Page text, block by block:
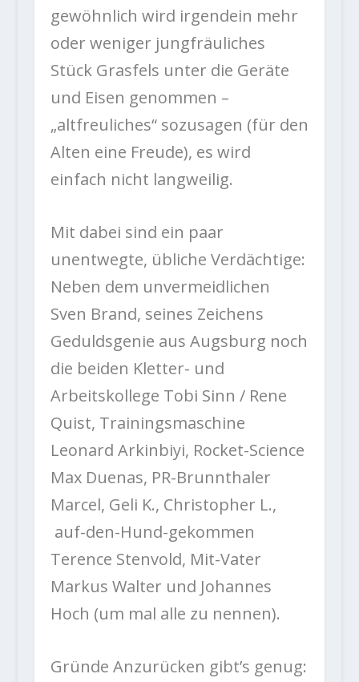
gewöhnlich wird irgendein mehr
oder weniger jungfräuliches
Stück Grasfels unter die Geräte
und Eisen genommen –
„altfreuliches“ sozusagen (für den
Alten eine Freude), es wird
einfach nicht langweilig.
Mit dabei sind ein paar
unentwegte, übliche Verdächtige:
Neben dem unvermeidlichen
Sven Brand, seines Zeichens
Geduldsgenie aus Augsburg noch
die beiden Kletter- und
Arbeitskollege Tobi Sinn / Rene
Quist, Trainingsmaschine
Leonard Arkinbiyi, Rocket-Science
Max Duenas, PR-Brunnthaler
Marcel, Geli K., Christopher L.,
auf-den-Hund-gekommen
Terence Stenvold, Mit-Vater
Markus Walter und Johannes
Hoch (um mal alle zu nennen).
Gründe Anzurücken gibt’s genug: